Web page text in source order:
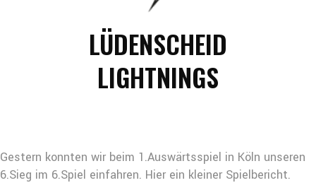
LÜDENSCHEID
LIGHTNINGS
Gestern konnten wir beim 1.Auswärtsspiel in Köln unseren
6.Sieg im 6.Spiel einfahren. Hier ein kleiner Spielbericht.